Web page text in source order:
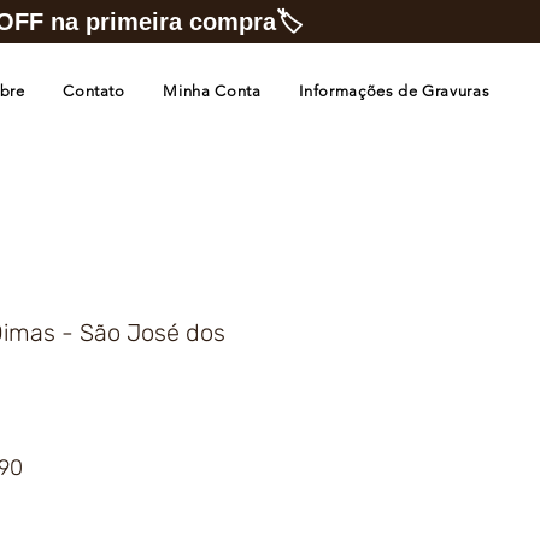
Contato Minha Conta Informações de Gravuras
OFF na primeira compra🏷️
- São José dos